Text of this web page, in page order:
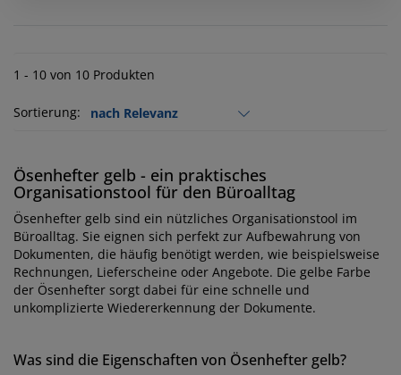
1 - 10 von 10 Produkten
Sortierung:
Ösenhefter gelb - ein praktisches
Organisationstool für den Büroalltag
Ösenhefter gelb sind ein nützliches Organisationstool im
Büroalltag. Sie eignen sich perfekt zur Aufbewahrung von
Dokumenten, die häufig benötigt werden, wie beispielsweise
Rechnungen, Lieferscheine oder Angebote. Die gelbe Farbe
der Ösenhefter sorgt dabei für eine schnelle und
unkomplizierte Wiedererkennung der Dokumente.
Was sind die Eigenschaften von Ösenhefter gelb?